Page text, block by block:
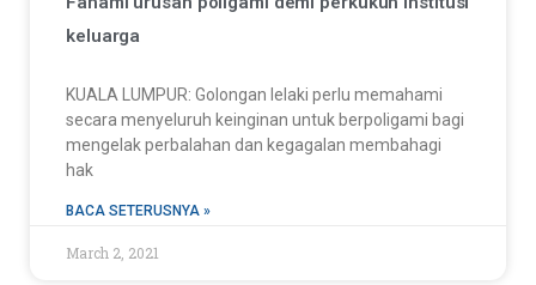
keluarga
KUALA LUMPUR: Golongan lelaki perlu memahami
secara menyeluruh keinginan untuk berpoligami bagi
mengelak perbalahan dan kegagalan membahagi
hak
BACA SETERUSNYA »
March 2, 2021